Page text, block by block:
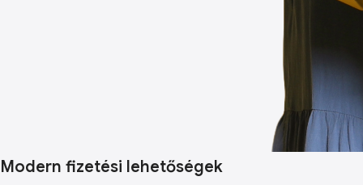
Modern fizetési lehetőségek